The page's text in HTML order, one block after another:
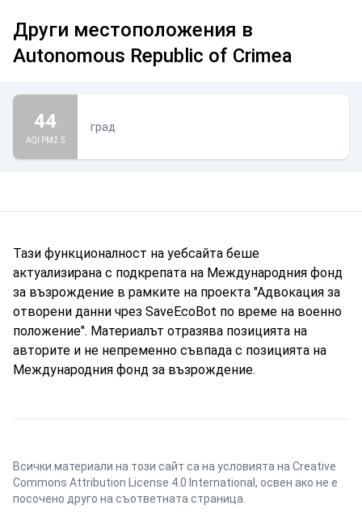
Други местоположения в
Autonomous Republic of Crimea
44
AQI PM2.5
град
Тази функционалност на уебсайта беше
актуализирана с подкрепата на Международния фонд
за възрождение в рамките на проекта "Адвокация за
отворени данни чрез SaveEcoBot по време на военно
положение". Материалът отразява позицията на
авторите и не непременно съвпада с позицията на
Международния фонд за възрождение.
Всички материали на този сайт са на условията на Creative
Commons Attribution License 4.0 International , освен ако не е
посочено друго на съответната страница.